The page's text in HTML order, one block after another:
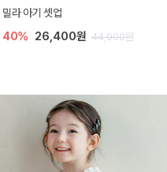
밀라 아기 셋업
40% 26,400원 44,000원